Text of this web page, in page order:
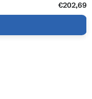
€202,69